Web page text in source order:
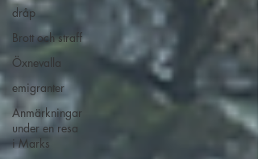
dråp
Brott och straff
Öxnevalla
emigranter
Anmärkningar
under en resa
i Marks